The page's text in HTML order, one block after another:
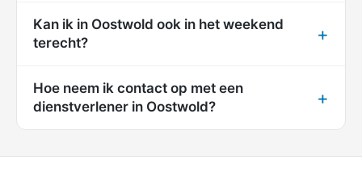
Kan ik in Oostwold ook in het weekend
terecht?
Hoe neem ik contact op met een
dienstverlener in Oostwold?